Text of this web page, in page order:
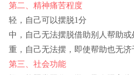
第二、精神痛苦程度
轻，自己可以摆脱1分
中，自己无法摆脱借助别人帮助或
重，自己无法摆，即使帮助也无济
第三、社会功能